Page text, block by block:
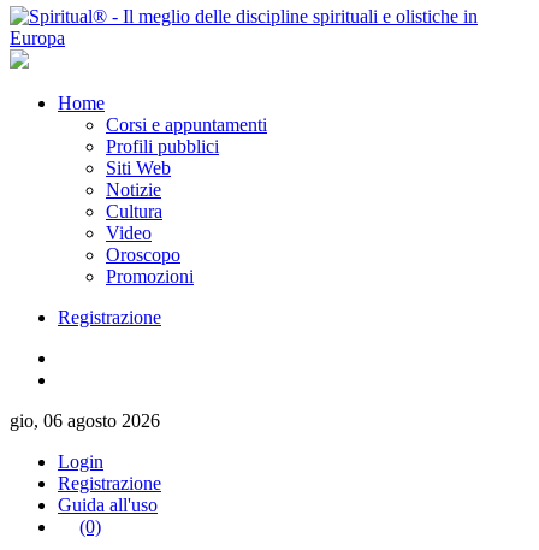
Home
Corsi e appuntamenti
Profili pubblici
Siti Web
Notizie
Cultura
Video
Oroscopo
Promozioni
Registrazione
gio, 06 agosto 2026
Login
Registrazione
Guida all'uso
(0)